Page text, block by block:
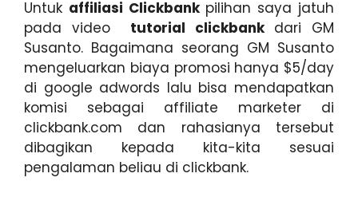
Untuk affiliasi Clickbank pilihan saya jatuh
pada video tutorial clickbankdari GM
Susanto. Bagaimana seorang GM Susanto
mengeluarkan biaya promosi hanya $5/day
di google adwords lalu bisa mendapatkan
komisi sebagai affiliate marketer di
clickbank.com dan rahasianya tersebut
dibagikan kepada kita-kita sesuai
pengalaman beliau di clickbank.